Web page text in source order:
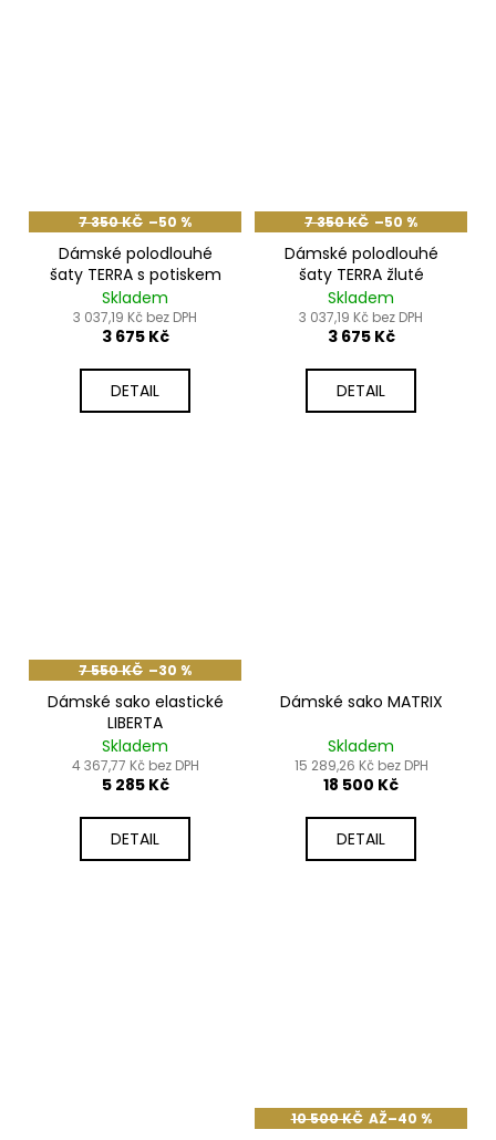
7 350 KČ –50 %
Dámské polodlouhé
šaty TERRA s potiskem
Skladem
3 037,19 Kč bez DPH
3 675 Kč
DETAIL
7 350 KČ –50 %
Dámské polodlouhé
šaty TERRA žluté
Skladem
3 037,19 Kč bez DPH
3 675 Kč
DETAIL
7 550 KČ –30 %
Dámské sako elastické
LIBERTA
Skladem
4 367,77 Kč bez DPH
5 285 Kč
DETAIL
Dámské sako MATRIX
Skladem
15 289,26 Kč bez DPH
18 500 Kč
DETAIL
10 500 KČ AŽ–40 %